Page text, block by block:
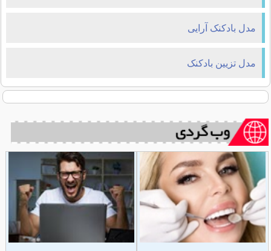
مدل بادکنک آرایی
مدل تزیین بادکنک